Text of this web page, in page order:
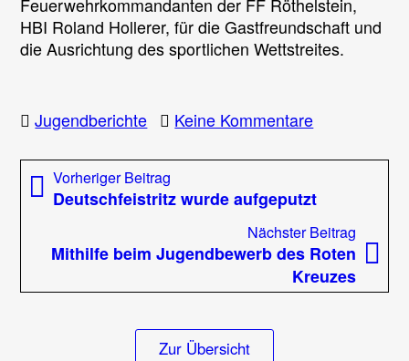
HBI Roland Hollerer, für die Gastfreundschaft und
die Ausrichtung des sportlichen Wettstreites.
Jugendberichte Keine Kommentarezu
Soccer-
Beitragsnavigation
Vorheriger Beitrag
Beitrag:
Deutschfeistritz wurde aufgeputzt
Nächster Beitrag
Mithilfe beim Jugendbewerb des Roten
Kreuzes
Zur Übersicht